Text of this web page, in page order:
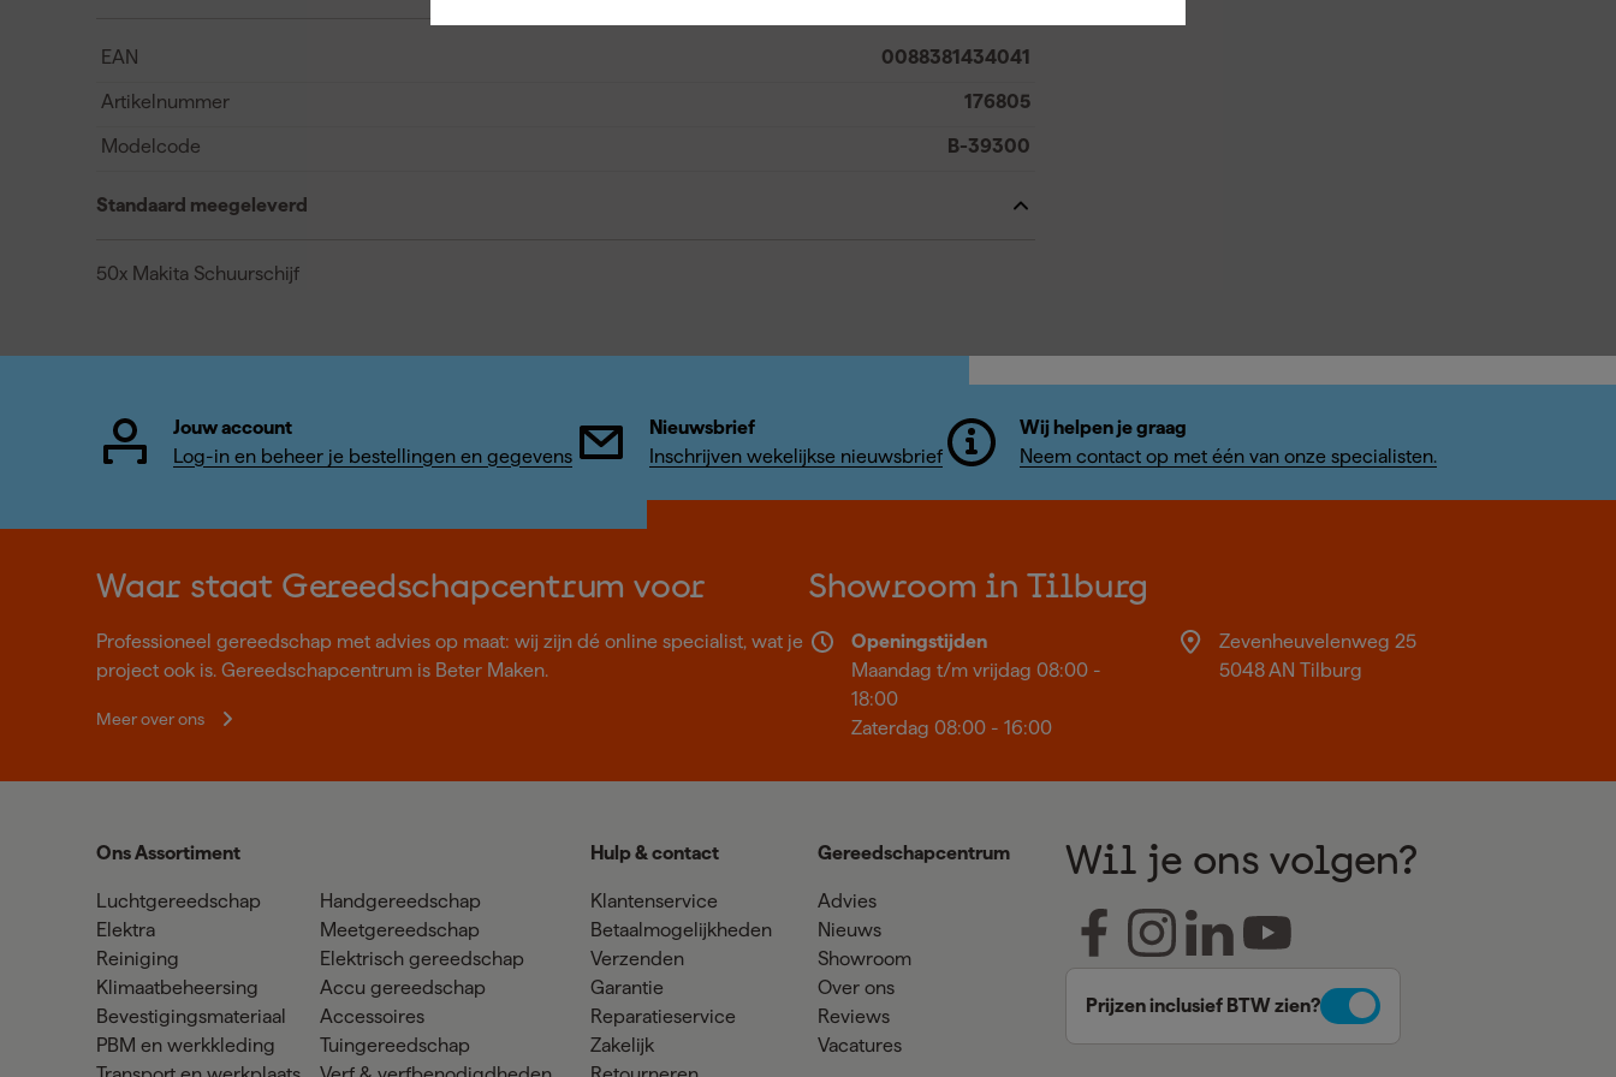
EAN 0088381434041
Artikelnummer 176805
Modelcode B-39300
Standaard meegeleverd
50x Makita Schuurschijf
Jouw account
Log-in en beheer je bestellingen en gegevens
Nieuwsbrief
Inschrijven wekelijkse nieuwsbrief
Wij helpen je graag
Neem contact op met één van onze specialisten.
Waar staat Gereedschapcentrum voor
Professioneel gereedschap met advies op maat: wij zijn dé online specialist, wat je
project ook is. Gereedschapcentrum is Beter Maken.
Meer over ons
Showroom in Tilburg
Openingstijden
Maandag t/m vrijdag 08:00 -
18:00
Zaterdag 08:00 - 16:00
Zevenheuvelenweg 25
5048 AN Tilburg
Ons Assortiment
Luchtgereedschap
Elektra
Reiniging
Klimaatbeheersing
Bevestigingsmateriaal
PBM en werkkleding
Handgereedschap
Meetgereedschap
Elektrisch gereedschap
Accu gereedschap
Accessoires
Tuingereedschap
Hulp & contact
Klantenservice
Betaalmogelijkheden
Verzenden
Garantie
Reparatieservice
Zakelijk
Gereedschapcentrum
Advies
Nieuws
Showroom
Over ons
Reviews
Vacatures
Wil je ons volgen?
Prijzen inclusief BTW zien?